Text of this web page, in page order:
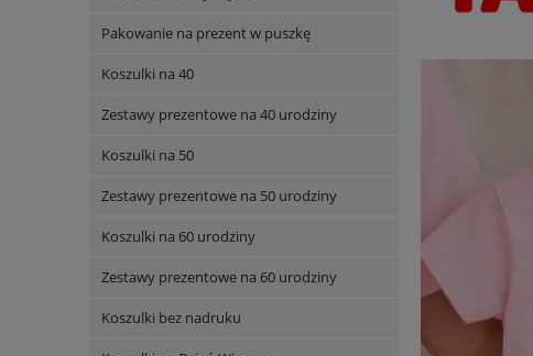
Pakowanie na prezent w puszkę
Koszulki na 40
Zestawy prezentowe na 40 urodziny
Koszulki na 50
Zestawy prezentowe na 50 urodziny
Koszulki na 60 urodziny
Zestawy prezentowe na 60 urodziny
Koszulki bez nadruku